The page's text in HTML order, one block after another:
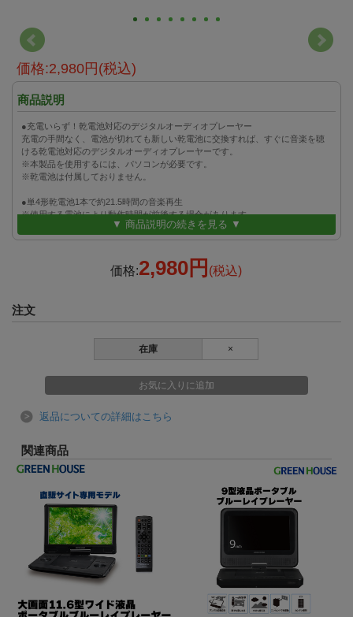
価格:2,980円(税込)
商品説明
●充電いらず！乾電池対応のデジタルオーディオプレーヤー
充電の手間なく、電池が切れても新しい乾電池に交換すれば、すぐに音楽を聴
ける乾電池対応のデジタルオーディオプレーヤーです。
※本製品を使用するには、パソコンが必要です。
※乾電池は付属しておりません。
●単4形乾電池1本で約21.5時間の音楽再生
※使用する電池により動作時間が前後する場合があります
●8GBメモリー内蔵で約2000曲保存可能
※4分の曲を128 kbps、MP3形式で圧縮した場合の計算値
※1フォルダあたり999ファイルまで
●録音可能なFMラジオ機能搭載
内蔵チューナーでFMラジオを楽しむことができます。録音も可能です。
●AMラジオをFMで聴けるワイドFM（FM補完放送）対応
AMラジオの番組がFM放送で聴けるワイドFM（FM補完放送）に対応していま
※放送エリア内でも、一部対象外となる地域がございます。
※開始時期、放送局、周波数、聴取可能エリアなどは地域により異なります。
なシーンで活用できます。
イコライザ機能とリピート再生やランダム再生など、多彩なプレイモードを搭
載しています。
●USB端子搭載でパソコンに直接挿せる
【対応機種】
USBインターフェース搭載のWindowsマシン
Windows 11/10 /8.1
▼ 商品説明の続きを見る ▼
価格:2,980円 (税込)
注文
在庫 ×
返品についての詳細はこちら
関連商品